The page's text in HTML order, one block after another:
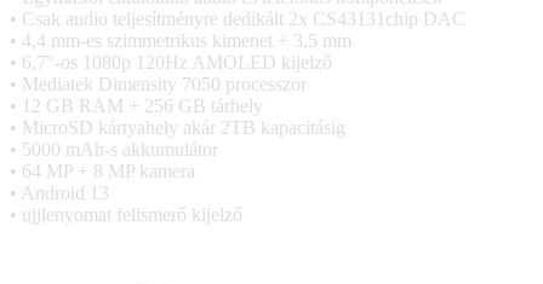
• Csak audio teljesítményre dedikált 2x CS43131chip DAC
• 4,4 mm-es szimmetrikus kimenet + 3,5 mm
• 6,7″-os 1080p 120Hz AMOLED kijelző
• Mediatek Dimensity 7050 processzor
• 12 GB RAM + 256 GB tárhely
• MicroSD kártyahely akár 2TB kapacitásig
• 5000 mAh-s akkumulátor
• 64 MP + 8 MP kamera
• Android 13
• ujjlenyomat felismerő kijelző